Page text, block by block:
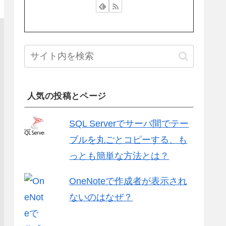
人気の投稿とページ
SQL Serverでサーバ間でテー
ブルを丸ごとコピーする、も
っとも簡単な方法とは？
OneNoteで作成者が表示され
ないのはなぜ？